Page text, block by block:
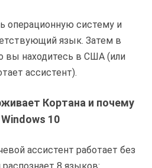
операционную систему и
язык. Затем в
вы находитесь в США (или
ассистент).
Кортана и почему
10
ассистент работает без